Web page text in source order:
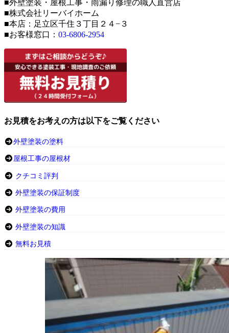
■外壁塗装・屋根工事・雨漏り修理の職人直営店
■株式会社リーバイホーム
■本店：足立区千住３丁目２４−３
■お客様窓口： 03-6806-2954
お見積をお考えの方は以下をご覧ください
外壁塗装の塗料
屋根工事の屋根材
クチコミ評判
外壁塗装の保証制度
外壁塗装の費用
外壁塗装の知識
無料お見積